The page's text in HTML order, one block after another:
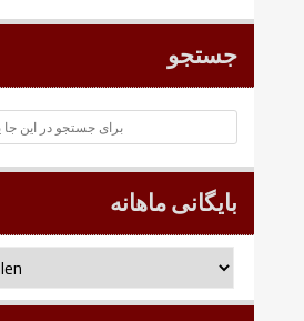
جستجو
بایگانی ماهانه